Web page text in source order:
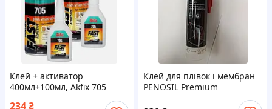
Клей + активатор
400мл+100мл, Akfix 705
двухкомпонентный клей с
234₴
Клей для плівок і мембран
PENOSIL Premium